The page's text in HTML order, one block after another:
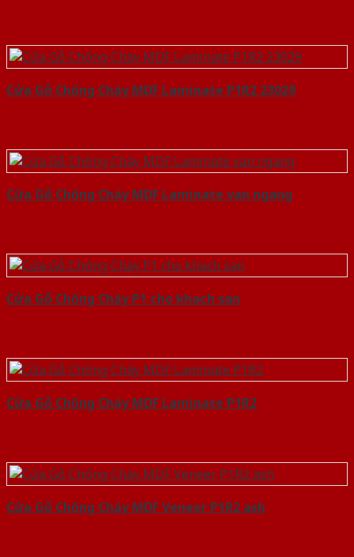
Cửa Gỗ Chống Cháy MDF Laminate P1R2 23029
Cửa Gỗ Chống Cháy MDF Laminate van ngang
Cửa Gỗ Chống Cháy P1 cho khach san
Cửa Gỗ Chống Cháy MDF Laminate P1R2
Cửa Gỗ Chống Cháy MDF Veneer P1R2 ash